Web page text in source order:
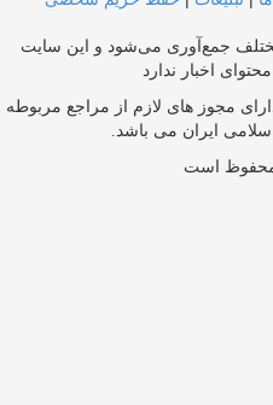
مختلف جمع‌آوری می‌شود و این سایت
اخبار ندارد
مجوز های لازم از مراجع مربوطه
ایران می باشد.
است